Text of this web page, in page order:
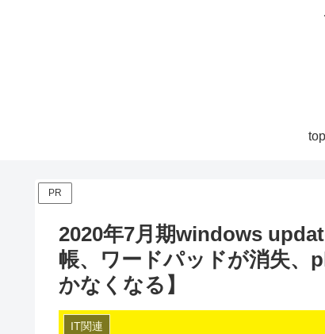
PR
2020年7月期windows
帳、ワードパッドが消失
かなくなる】
IT関連